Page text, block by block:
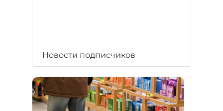
Новости подписчиков